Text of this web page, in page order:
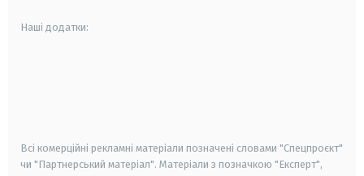
Наші додатки:
Всі комерційні рекламні матеріали позначені словами "Спецпроєкт"
чи "Партнерський матеріал". Матеріали з позначкою "Експерт",